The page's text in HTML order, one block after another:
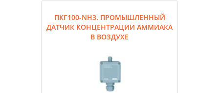
ПКГ100-NH3. ПРОМЫШЛЕННЫЙ
ДАТЧИК КОНЦЕНТРАЦИИ АММИАКА
В ВОЗДУХЕ